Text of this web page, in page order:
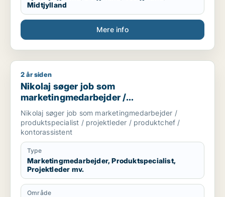
Midtjylland
Mere info
Nikolaj søger job som marketingmedarbejder /
2 år siden
Nikolaj søger job som
marketingmedarbejder /
produktspecialist / projektleder /
produktchef / kontorassistent
Nikolaj søger job som marketingmedarbejder /
produktspecialist / projektleder / produktchef /
kontorassistent
Type
Marketingmedarbejder, Produktspecialist,
Projektleder mv.
Område